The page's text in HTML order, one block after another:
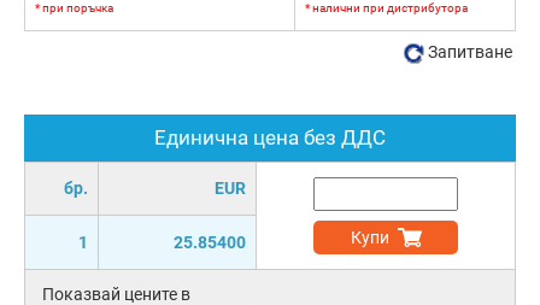
Единична цена без ДДС
бр. EUR
1 25.85400 Купи
Показвай цените в
* при поръчка * налични при дистрибутора
Запитване